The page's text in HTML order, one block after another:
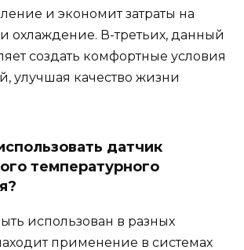
и экономит затраты на
охлаждение. В-третьих, данный
создать комфортные условия
улучшая качество жизни
датчик
температурного
использован в разных
применение в системах